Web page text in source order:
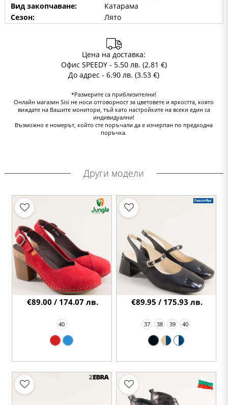
Вид закопчаване:
Катарама
Сезон:
Лято
Цена на доставка:
Офис SPEEDY - 5.50 лв. (2.81 €)
До адрес - 6.90 лв. (3.53 €)
*Размерите са приблизителни!
Онлайн магазин Sisi не носи отговорност за цветовете и яркостта, която
виждате на Вашите монитори, тъй като настройките на всеки един са
индивидуални!
Възможно е номерът, който сте поръчали да е изчерпан по предходна
поръчка.
Други модели
40
€89.00 / 174.07 лв.
37 38 39 40
€89.95 / 175.93 лв.